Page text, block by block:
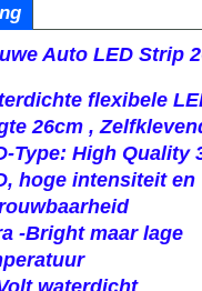
Auto LED Strip
flexibele
26cm ,
Type: High Quality
hoge intensiteit en
-Bright maar lage